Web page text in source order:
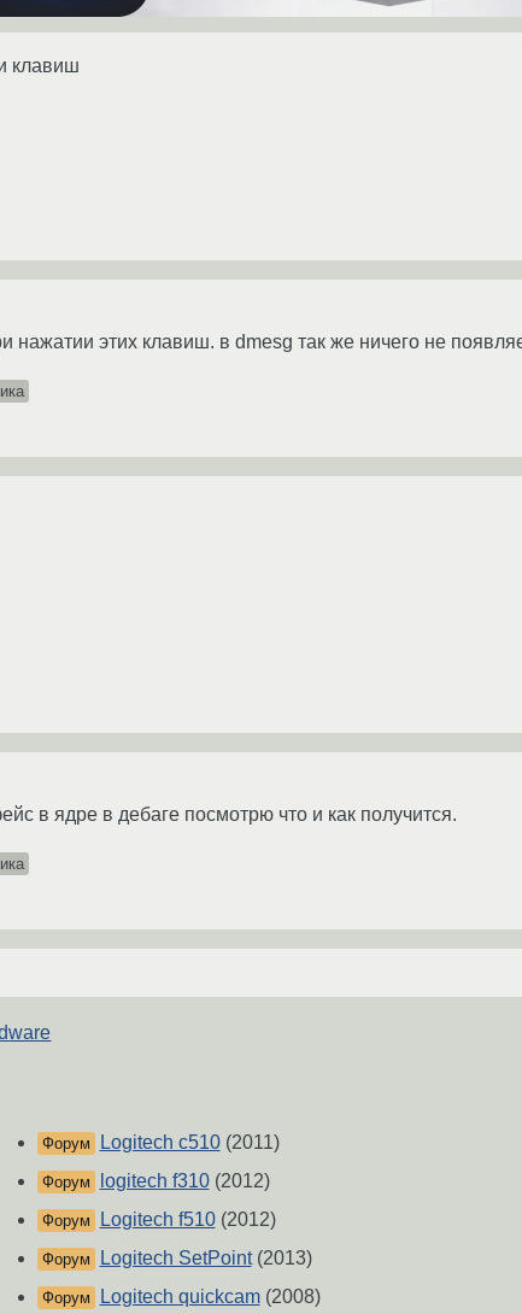
клавиш
нажатии этих клавиш. в dmesg так же ничего не
в ядре в дебаге посмотрю что и как получится.
Форум Logitech c510(2011)
Форум logitech f310(2012)
Форум Logitech f510(2012)
Форум Logitech SetPoint(2013)
Форум Logitech quickcam(2008)